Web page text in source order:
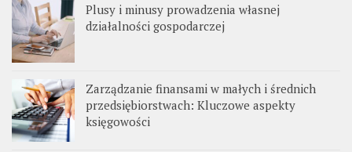
Plusy i minusy prowadzenia własnej
działalności gospodarczej
Zarządzanie finansami w małych i średnich
przedsiębiorstwach: Kluczowe aspekty
księgowości